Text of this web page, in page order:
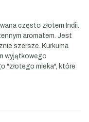
często złotem Indii.
aromatem. Jest
szersze. Kurkuma
wyjątkowego
"złotego mleka", które